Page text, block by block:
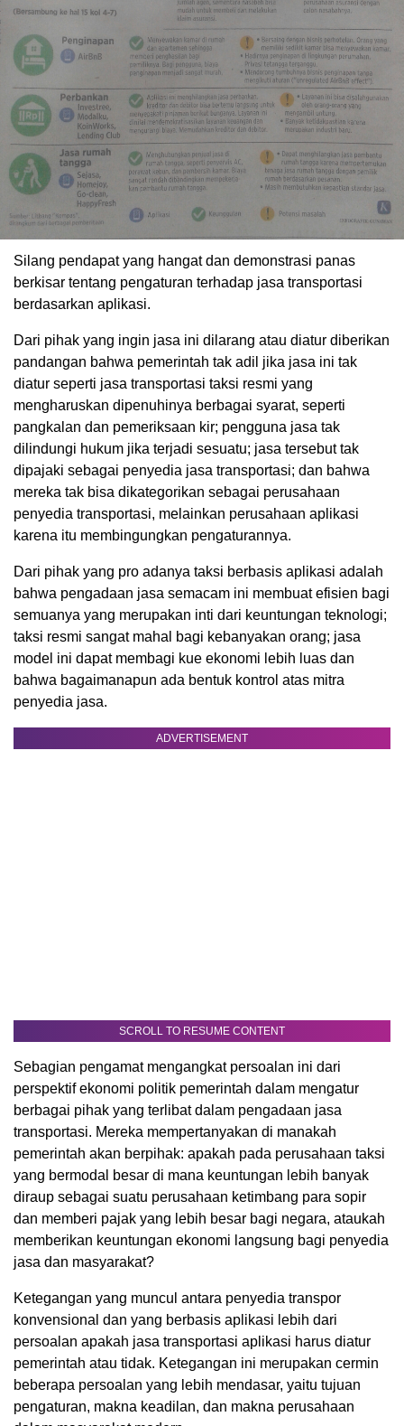
Silang pendapat yang hangat dan demonstrasi panas
berkisar tentang pengaturan terhadap jasa transportasi
berdasarkan aplikasi.
Dari pihak yang ingin jasa ini dilarang atau diatur diberikan
pandangan bahwa pemerintah tak adil jika jasa ini tak
diatur seperti jasa transportasi taksi resmi yang
mengharuskan dipenuhinya berbagai syarat, seperti
pangkalan dan pemeriksaan kir; pengguna jasa tak
dilindungi hukum jika terjadi sesuatu; jasa tersebut tak
dipajaki sebagai penyedia jasa transportasi; dan bahwa
mereka tak bisa dikategorikan sebagai perusahaan
penyedia transportasi, melainkan perusahaan aplikasi
karena itu membingungkan pengaturannya.
Dari pihak yang pro adanya taksi berbasis aplikasi adalah
bahwa pengadaan jasa semacam ini membuat efisien bagi
semuanya yang merupakan inti dari keuntungan teknologi;
taksi resmi sangat mahal bagi kebanyakan orang; jasa
model ini dapat membagi kue ekonomi lebih luas dan
bahwa bagaimanapun ada bentuk kontrol atas mitra
penyedia jasa.
ADVERTISEMENT
SCROLL TO RESUME CONTENT
Sebagian pengamat mengangkat persoalan ini dari
perspektif ekonomi politik pemerintah dalam mengatur
berbagai pihak yang terlibat dalam pengadaan jasa
transportasi. Mereka mempertanyakan di manakah
pemerintah akan berpihak: apakah pada perusahaan taksi
yang bermodal besar di mana keuntungan lebih banyak
diraup sebagai suatu perusahaan ketimbang para sopir
dan memberi pajak yang lebih besar bagi negara, ataukah
memberikan keuntungan ekonomi langsung bagi penyedia
jasa dan masyarakat?
Ketegangan yang muncul antara penyedia transpor
konvensional dan yang berbasis aplikasi lebih dari
persoalan apakah jasa transportasi aplikasi harus diatur
pemerintah atau tidak. Ketegangan ini merupakan cermin
beberapa persoalan yang lebih mendasar, yaitu tujuan
pengaturan, makna keadilan, dan makna perusahaan